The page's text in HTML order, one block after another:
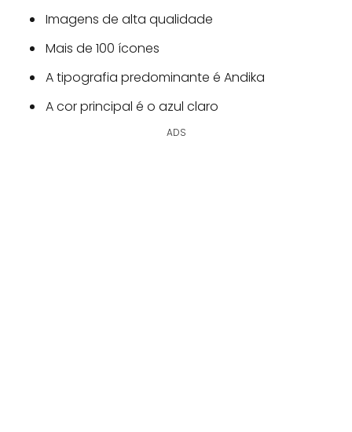
Imagens de alta qualidade
Mais de 100 ícones
A tipografia predominante é Andika
A cor principal é o azul claro
ADS